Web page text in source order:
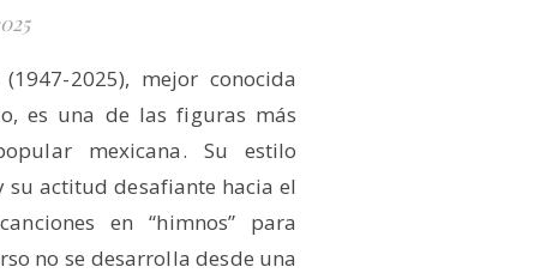
2025), mejor conocida
es una de las figuras más
mexicana. Su estilo
actitud desafiante hacia el
en “himnos” para
no se desarrolla desde una